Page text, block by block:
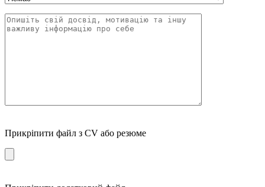
Прикріпити файл з CV або резюме